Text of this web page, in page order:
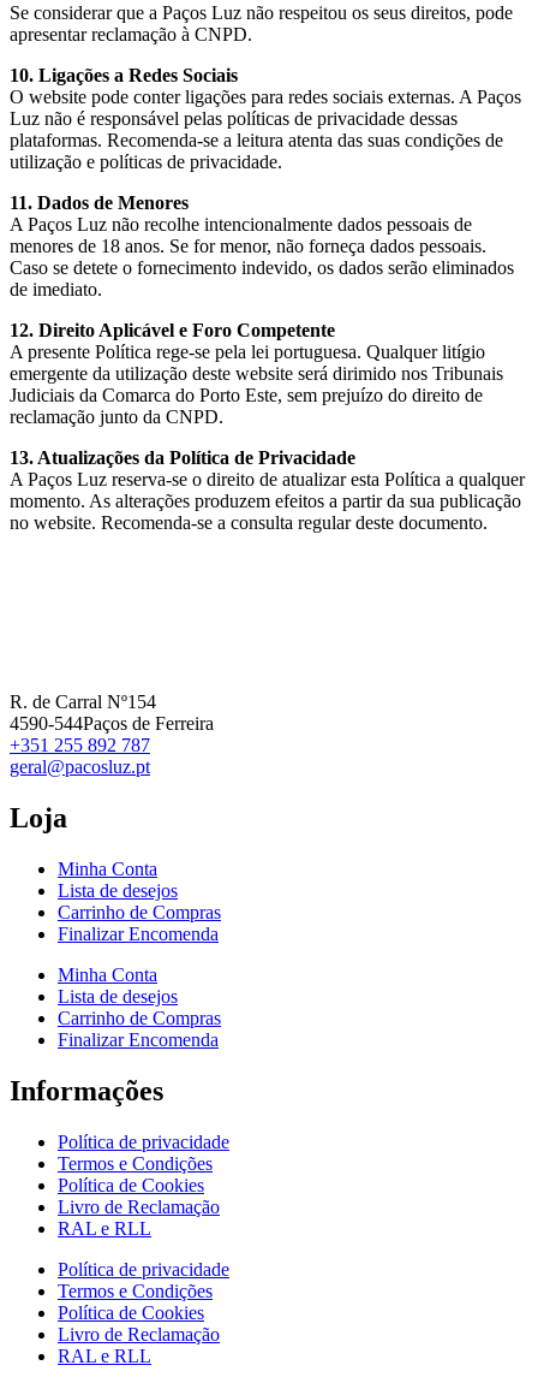
Se considerar que a Paços Luz não respeitou os seus direitos, pode
apresentar reclamação à CNPD.
10. Ligações a Redes Sociais
O website pode conter ligações para redes sociais externas. A Paços
Luz não é responsável pelas políticas de privacidade dessas
plataformas. Recomenda-se a leitura atenta das suas condições de
utilização e políticas de privacidade.
11. Dados de Menores
A Paços Luz não recolhe intencionalmente dados pessoais de
menores de 18 anos. Se for menor, não forneça dados pessoais.
Caso se detete o fornecimento indevido, os dados serão eliminados
de imediato.
12. Direito Aplicável e Foro Competente
A presente Política rege-se pela lei portuguesa. Qualquer litígio
emergente da utilização deste website será dirimido nos Tribunais
Judiciais da Comarca do Porto Este, sem prejuízo do direito de
reclamação junto da CNPD.
13. Atualizações da Política de Privacidade
A Paços Luz reserva-se o direito de atualizar esta Política a qualquer
momento. As alterações produzem efeitos a partir da sua publicação
no website. Recomenda-se a consulta regular deste documento.
R. de Carral Nº154
4590-544Paços de Ferreira
+351 255 892 787
geral@pacosluz.pt
Loja
Minha Conta
Lista de desejos
Carrinho de Compras
Finalizar Encomenda
Minha Conta
Lista de desejos
Carrinho de Compras
Finalizar Encomenda
Informações
Política de privacidade
Termos e Condições
Política de Cookies
Livro de Reclamação
RAL e RLL
Política de privacidade
Termos e Condições
Política de Cookies
Livro de Reclamação
RAL e RLL